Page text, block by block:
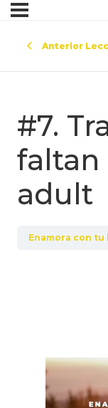
Anterior
#7.
faltan
adult
Enamora con